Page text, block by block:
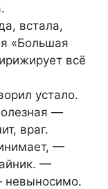
встала,
«Большая
всё
устало.
—
враг.
—
—
невыносимо.